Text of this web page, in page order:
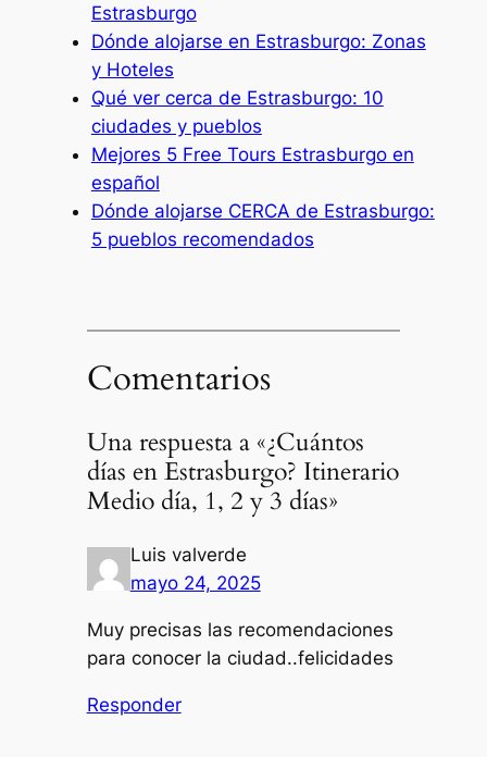
Estrasburgo
Dónde alojarse en Estrasburgo: Zonas
y Hoteles
Qué ver cerca de Estrasburgo: 10
ciudades y pueblos
Mejores 5 Free Tours Estrasburgo en
español
Dónde alojarse CERCA de Estrasburgo:
5 pueblos recomendados
Comentarios
Una respuesta a «¿Cuántos
días en Estrasburgo? Itinerario
Medio día, 1, 2 y 3 días»
Luis valverde
mayo 24, 2025
Muy precisas las recomendaciones
para conocer la ciudad..felicidades
Responder